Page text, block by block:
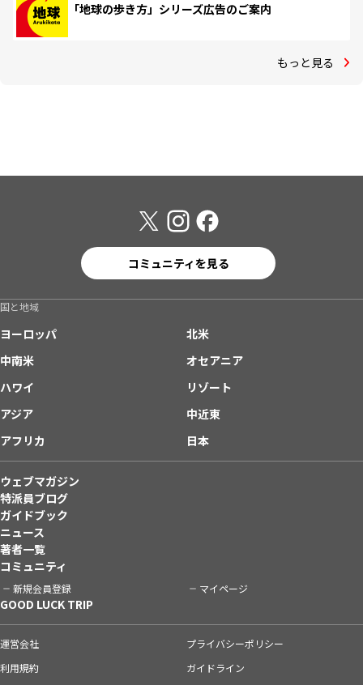
「地球の歩き方」シリーズ広告のご案内
もっと見る
コミュニティを見る
国と地域
ヨーロッパ
北米
中南米
オセアニア
ハワイ
リゾート
アジア
中近東
アフリカ
日本
ウェブマガジン
特派員ブログ
ガイドブック
ニュース
著者一覧
コミュニティ
新規会員登録 マイページ
GOOD LUCK TRIP
運営会社
プライバシーポリシー
利用規約
ガイドライン